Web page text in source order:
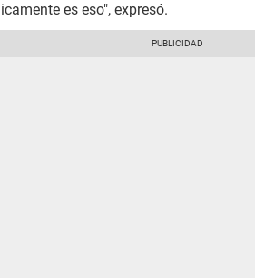
es eso", expresó.